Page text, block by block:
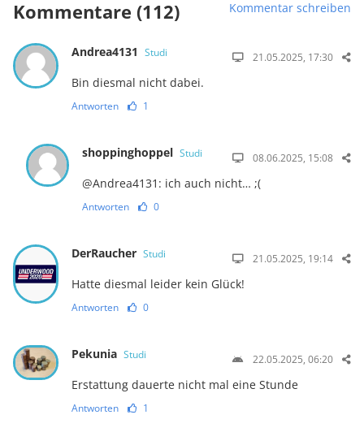
Kommentare (112) Kommentar schreiben
Andrea4131 Studi 21.05.2025, 17:30
Bin diesmal nicht dabei.
Antworten 1
shoppinghoppel Studi 08.06.2025, 15:08
@Andrea4131: ich auch nicht… ;(
Antworten 0
DerRaucher Studi 21.05.2025, 19:14
Hatte diesmal leider kein Glück!
Antworten 0
Pekunia Studi 22.05.2025, 06:20
Erstattung dauerte nicht mal eine Stunde
Antworten 1